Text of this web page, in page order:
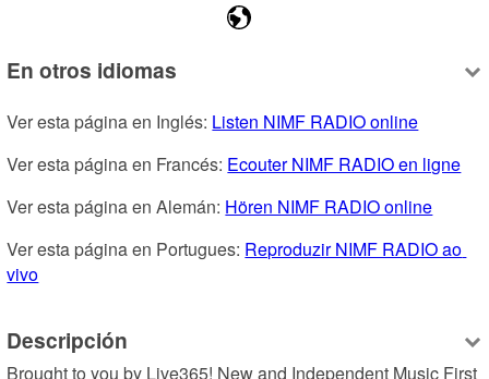
En otros idiomas
Ver esta página en Inglés: Listen NIMF RADIO online
Ver esta página en Francés: Ecouter NIMF RADIO en ligne
Ver esta página en Alemán: Hören NIMF RADIO online
Ver esta página en Portugues: Reproduzir NIMF RADIO ao
vivo
Descripción
Brought to you by Live365! New and Independent Music First